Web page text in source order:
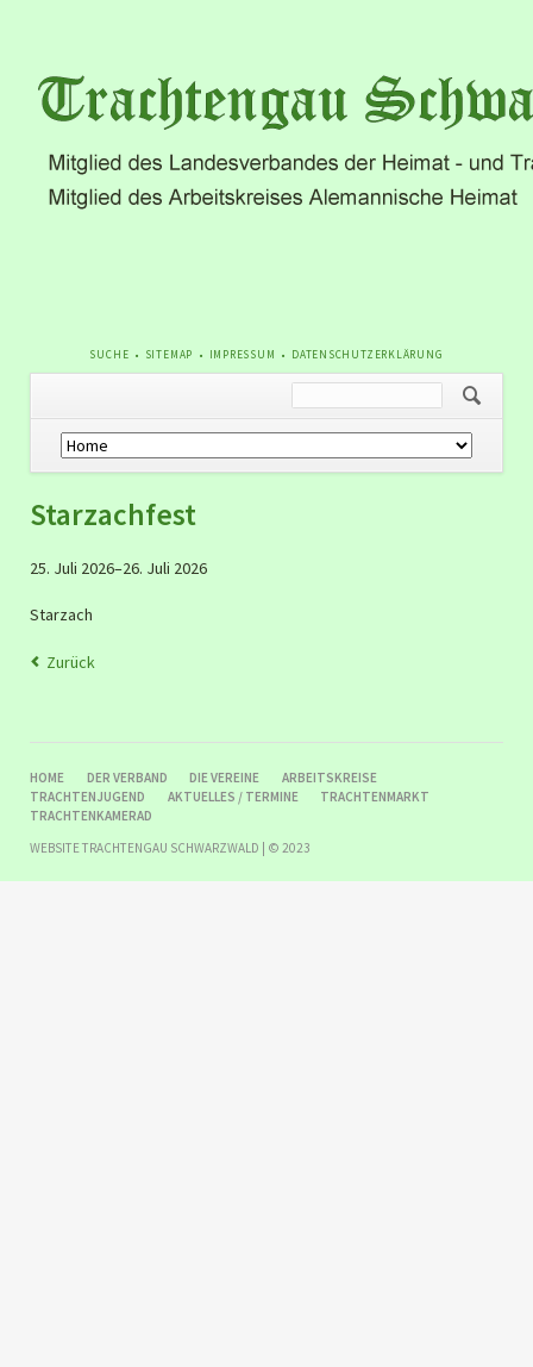
NAVIGATION
SUCHE SITEMAP IMPRESSUM DATENSCHUTZERKLÄRUNG
Navigation
überspringen
Starzachfest
25. Juli 2026–26. Juli 2026
Starzach
Zurück
NAVIGATION
ÜBERSPRINGEN
HOME DER VERBAND DIE VEREINE
ARBEITSKREISE
TRACHTENJUGEND
AKTUELLES / TERMINE
TRACHTENMARKT
TRACHTENKAMERAD
WEBSITE TRACHTENGAU SCHWARZWALD | © 2023